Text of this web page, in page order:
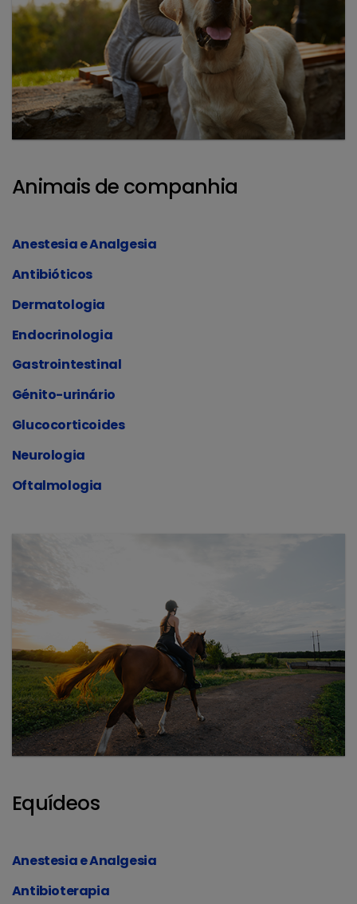
Animais de companhia
Anestesia e Analgesia
Antibióticos
Dermatologia
Endocrinologia
Gastrointestinal
Génito-urinário
Glucocorticoides
Neurologia
Oftalmologia
Equídeos
Anestesia e Analgesia
Antibioterapia